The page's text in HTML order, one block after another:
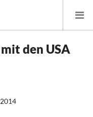
den USA